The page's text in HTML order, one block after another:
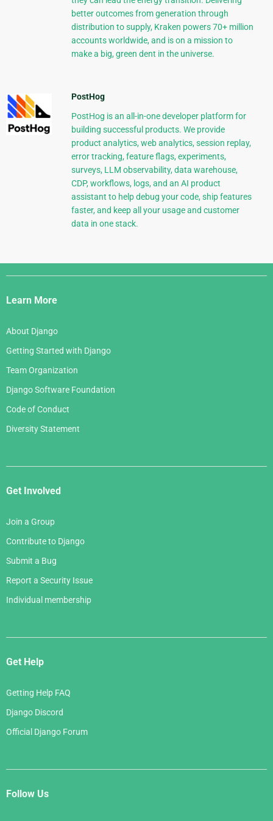
better outcomes from generation through
distribution to supply, Kraken powers 70+ million
accounts worldwide, and is on a mission to
make a big, green dent in the universe.
PostHog
PostHog is an all-in-one developer platform for
building successful products. We provide
product analytics, web analytics, session replay,
error tracking, feature flags, experiments,
surveys, LLM observability, data warehouse,
CDP, workflows, logs, and an AI product
assistant to help debug your code, ship features
faster, and keep all your usage and customer
data in one stack.
Django
Links
Learn More
About Django
Getting Started with Django
Team Organization
Django Software Foundation
Code of Conduct
Diversity Statement
Get Involved
Join a Group
Contribute to Django
Submit a Bug
Report a Security Issue
Individual membership
Get Help
Getting Help FAQ
Django Discord
Official Django Forum
Follow Us